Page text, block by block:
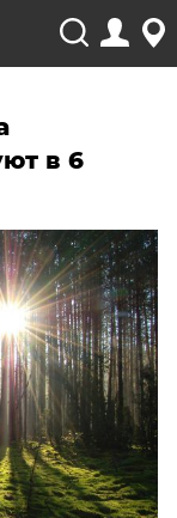
в 6